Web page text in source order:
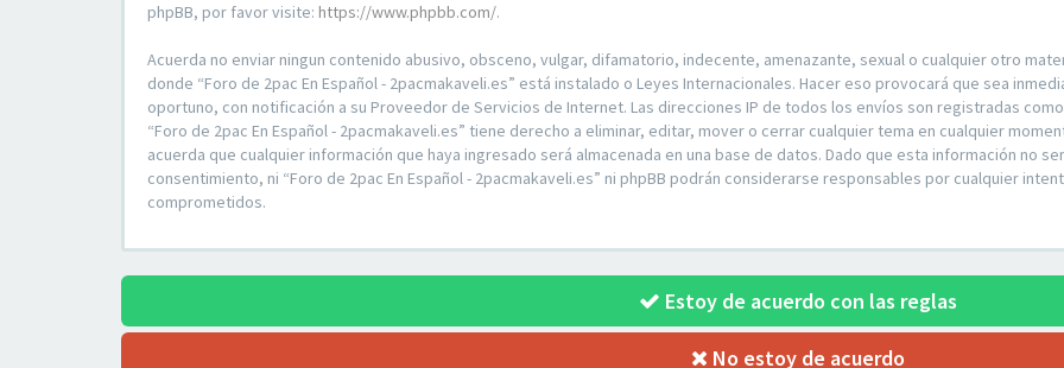
phpBB, por favor visite: https://www.phpbb.com/.
Acuerda no enviar ningun contenido abusivo, obsceno, vulgar, difamatorio, indecente, amenazante, sexual o cualquier otro
donde “Foro de 2pac En Español - 2pacmakaveli.es” está instalado o Leyes Internacionales. Hacer eso provocará que sea
oportuno, con notificación a su Proveedor de Servicios de Internet. Las direcciones IP de todos los envíos son registradas
“Foro de 2pac En Español - 2pacmakaveli.es” tiene derecho a eliminar, editar, mover o cerrar cualquier tema en cualquier
acuerda que cualquier información que haya ingresado será almacenada en una base de datos. Dado que esta información no
consentimiento, ni “Foro de 2pac En Español - 2pacmakaveli.es” ni phpBB podrán considerarse responsables por cualquier
comprometidos.
Estoy de acuerdo con las reglas
No estoy de acuerdo